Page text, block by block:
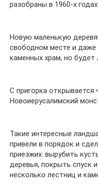
разобраны в 1960-х годах.
Новую маленькую
свободном месте и даже
каменных храм, но будет
С пригорка открывается
Новоиерусалимский
Такие интересные
привели в порядок и
приезжих: вырубить
деревья, покрыть спуск
несколько лестниц и